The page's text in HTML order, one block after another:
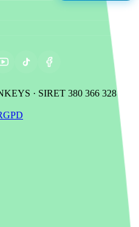
· SIRET 380 366 328